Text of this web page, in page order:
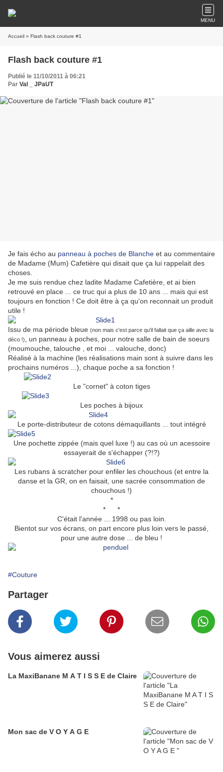
MENU
Accueil » Flash back couture #1
Flash back couture #1
Publié le 11/10/2011 à 06:21
Par Val _ JPaUT
Je fais écho au panneau à poches de Blanche et au commentaire
de Madame (Mum) Cafetière qui disait que ça lui rappelait des
choses.
Je me suis rendue chez ladite Madame Cafetière, et ai bien
retrouvé en place ... ce truc qui a plus de 10 ans ... mais qui est
toujours en fonction ! Ce doit être à ça qu'on reconnait un produit
utile !
Issu de ma période bleue (non mais c'est parce qu'il fallait que ça aille avec la
déco !)
, un panneau à poches, pour notre salle de bain de soeurs
(moumouche, talouche , et moi ... valouche, donc)
Réalisé à la machine (les réalisations main sont à suivre dans les
prochains numéros ...), chaque poche a sa fonction !
Le "cornet" à coton tiges
Les poches à bijoux
Le porte-distributeur de cotons démaquillants ... tout intégré
Une pochette zippée (mais quel luxe !) au cas où un acessoire
essayerait de s'échapper (?!?)
Les rubans à scratcher pour enfiler les chouchous (et entre la
danse et la GR, on en faisait, une sacrée consommation de
chouchous !)
*
* *
C'était l'année ... 1998 ou pas loin.
Bientot sur vos écrans, on part encore plus loin vers le passé,
pour une autre dose ... de bleu !
#Couture
Partager
Vous aimerez aussi
La MaxiBanane M A T I S S E de Claire
Mon sac de V O Y A G E